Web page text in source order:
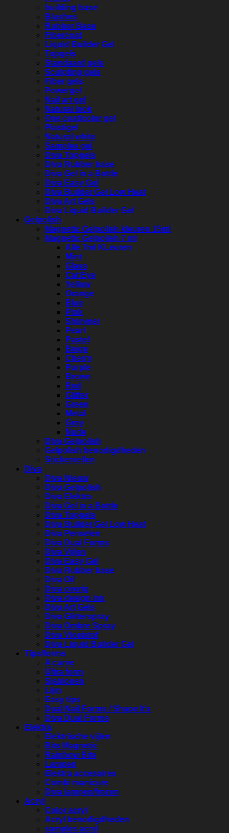
building base
Blushes
Rubber Base
Fibercoat
Liquid Builder Gel
Topgels
Standaard gels
Sculpting gels
Fiber gels
Powergel
Nail art gel
Natural look
One coat/color gel
Plastigel
Natural white
Samples gel
Diva Topgels
Diva Rubber base
Diva Gel in a Bottle
Diva Easy Gel
Diva Builder Gel Low Heat
Diva Art Gels
Diva Liquid Builder Gel
Gelpolish
Magnetic Gelpolish kleuren 15ml
Magnetic Gelpolish 7 ml
Alle 7ml KLeuren
Mint
Glass
Cat Eye
Yellow
Orange
Blue
Pink
Shimmer
Pearl
Pastel
Beige
Cherry
Purple
Brown
Red
Glitter
Green
Metal
Grey
Nude
Diva Gelpolish
Gelpolish benodigdheden
Stickervellen
Diva
Diva Nieuw
Diva Gelpolish
Diva Elektra
Diva Gel in a Bottle
Diva Topgels
Diva Builder Gel Low Heat
Diva Penselen
Diva Dual Forms
Diva Vijlen
Diva Easy Gel
Diva Rubber base
Diva Oil
Diva overig
Diva design ink
Diva Art Gels
Diva Glitterspray
Diva Ombre Spray
Diva Vloeistof
Diva Liquid Builder Gel
Tips/forms
A curve
Ultra form
Sjablonen
Lijm
Easy tips
Dual Nail Forms / Shape It’s
Diva Dual Forms
Elektra
Elektrische vijlen
Bits Magnetic
Rainbow Bits
Lampen
Elektra accesoires
Combi manicure
Diva lampen/frezen
Acryl
Color acryl
Acryl benodigdheden
samples acryl